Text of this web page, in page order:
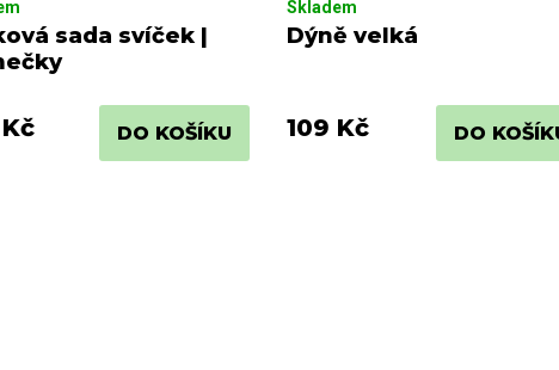
sada svíček |
DO KOŠÍKU
Dýně velká
Skladem
109 Kč DO